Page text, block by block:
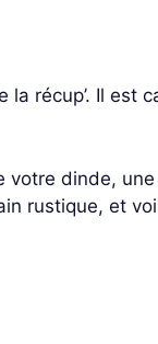
la récup’. Il est
dinde,
rustique, et